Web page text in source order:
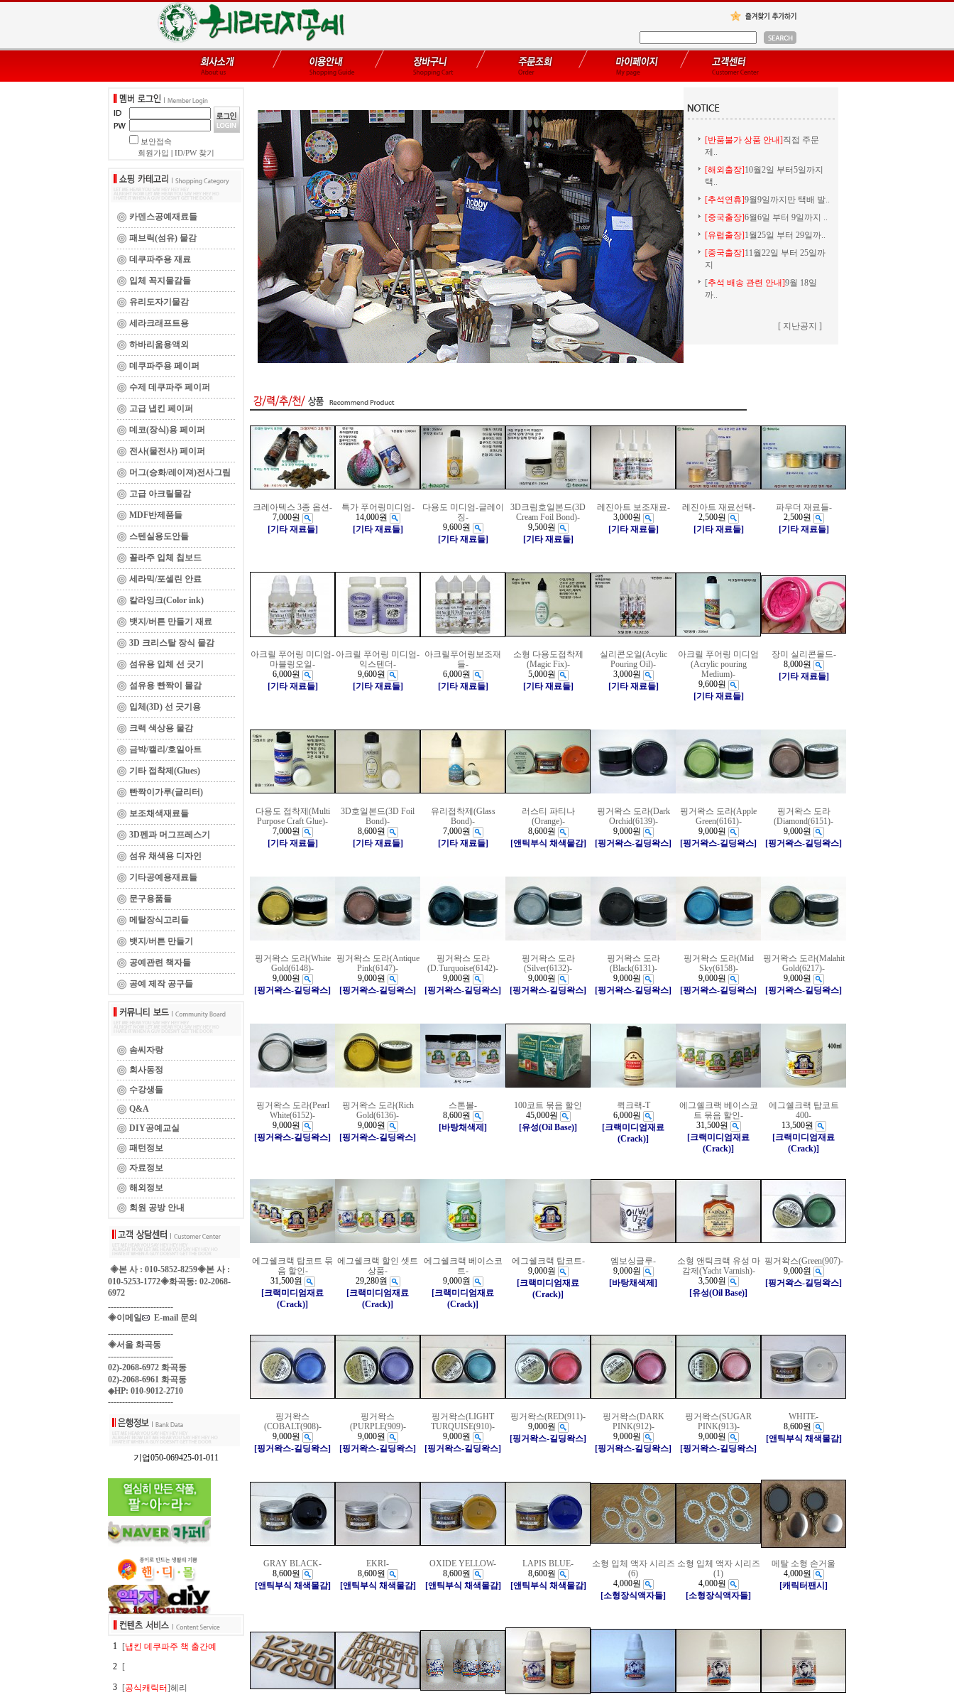
보안접속
회원가입
ID/PW 찾기
카덴스공예재료들
패브릭(섬유) 물감
데쿠파주용 재료
입체 꼭지물감들
유리도자기물감
세라크래프트용
하바리움용액외
데쿠파주용 페이퍼
수제 데쿠파주 페이퍼
고급 냅킨 페이퍼
데코(장식)용 페이퍼
전사(물전사) 페이퍼
머그(승화/레이져)전사그림
고급 아크릴물감
MDF반제품들
스텐실용도안들
꼴라주 입체 칩보드
세라믹/포셀린 안료
칼라잉크(Color ink)
뱃지/버튼 만들기 재료
3D 크리스탈 장식 물감
섬유용 입체 선 긋기
섬유용 빤짝이 물감
입체(3D) 선 긋기용
크랙 색상용 물감
금박/캘리/호일아트
기타 접착제(Glues)
빤짝이가루(글리터)
보조채색재료들
3D펜과 머그프레스기
섬유 채색용 디자인
기타공예용재료들
문구용품들
메탈장식고리들
뱃지/버튼 만들기
공예관련 책자들
공예 제작 공구들
솜씨자랑
회사동정
수강생들
Q&A
DIY공예교실
패턴정보
자료정보
해외정보
회원 공방 안내
◈본 사 : 010-5852-8259◈본 사 :
010-5253-1772◈화곡동: 02-2068-
6972
-----------------------
◈이메일
E-mail 문의
-----------------------
◈서울 화곡동
-----------------------
02)-2068-6972 화곡동
02)-2068-6961 화곡동
◈HP: 010-9012-2710
-----------------------
기업050-069425-01-011
1 [냅킨 데쿠파주 책 출간예
2
[
3 [공식캐릭터]헤리
[반품불가 상품 안내]직접 주문
제..
[해외출장]10월2일 부터5일까지
택..
[추석연휴]9월9일까지만 택배 발..
[중국출장]6월6일 부터 9일까지 ..
[유럽출장]1월25일 부터 29일까..
[중국출장]11월22일 부터 25일까
지
[추석 배송 관련 안내]9월 18일
까..
[ 지난공지 ]
크레아텍스 3종 옵션-
7,000원
[기타 재료들]
특가 푸어링미디엄-
14,000원
[기타 재료들]
다용도 미디엄-글레이
징-
9,600원
[기타 재료들]
3D크림호일본드(3D
Cream Foil Bond)-
9,500원
[기타 재료들]
레진아트 보조재료-
3,000원
[기타 재료들]
레진아트 재료선택-
2,500원
[기타 재료들]
파우더 재료들-
2,500원
[기타 재료들]
아크릴 푸어링 미디엄-
마블링오일-
6,000원
[기타 재료들]
아크릴 푸어링 미디엄-
익스텐더-
9,600원
[기타 재료들]
아크릴푸어링보조재
들-
6,000원
[기타 재료들]
소형 다용도접착제
(Magic Fix)-
5,000원
[기타 재료들]
실리콘오일(Acylic
Pouring Oil)-
3,000원
[기타 재료들]
아크릴 푸어링 미디엄
(Acrylic pouring
Medium)-
9,600원
[기타 재료들]
장미 실리콘몰드-
8,000원
[기타 재료들]
다용도 접착제(Multi
Purpose Craft Glue)-
7,000원
[기타 재료들]
3D호일본드(3D Foil
Bond)-
8,600원
[기타 재료들]
유리접착제(Glass
Bond)-
7,000원
[기타 재료들]
러스티 파티나
(Orange)-
8,600원
[앤틱부식 채색물감]
핑거왁스 도라(Dark
Orchid(6139)-
9,000원
[핑거왁스-길딩왁스]
핑거왁스 도라(Apple
Green(6161)-
9,000원
[핑거왁스-길딩왁스]
핑거왁스 도라
(Diamond(6151)-
9,000원
[핑거왁스-길딩왁스]
핑거왁스 도라(White
Gold(6148)-
9,000원
[핑거왁스-길딩왁스]
핑거왁스 도라(Antique
Pink(6147)-
9,000원
[핑거왁스-길딩왁스]
핑거왁스 도라
(D.Turquoise(6142)-
9,000원
[핑거왁스-길딩왁스]
핑거왁스 도라
(Silver(6132)-
9,000원
[핑거왁스-길딩왁스]
핑거왁스 도라
(Black(6131)-
9,000원
[핑거왁스-길딩왁스]
핑거왁스 도라(Mid
Sky(6158)-
9,000원
[핑거왁스-길딩왁스]
핑거왁스 도라(Malahit
Gold(6217)-
9,000원
[핑거왁스-길딩왁스]
핑거왁스 도라(Pearl
White(6152)-
9,000원
[핑거왁스-길딩왁스]
핑거왁스 도라(Rich
Gold(6136)-
9,000원
[핑거왁스-길딩왁스]
스톤볼-
8,600원
[바탕채색제]
100코트 묶음 할인
45,000원
[유성(Oil Base)]
퀵크랙-T
6,000원
[크랙미디엄재료
(Crack)]
에그쉘크랙 베이스코
트 묶음 할인-
31,500원
[크랙미디엄재료
(Crack)]
에그쉘크랙 탑코트
400-
13,500원
[크랙미디엄재료
(Crack)]
에그쉘크랙 탑코트 묶
음 할인-
31,500원
[크랙미디엄재료
(Crack)]
에그쉘크랙 할인 셋트
상품-
29,280원
[크랙미디엄재료
(Crack)]
에그쉘크랙 베이스코
트-
9,000원
[크랙미디엄재료
(Crack)]
에그쉘크랙 탑코트-
9,000원
[크랙미디엄재료
(Crack)]
엠보싱글루-
9,000원
[바탕채색제]
소형 앤틱크랙 유성 마
감제(Yacht Varnish)-
3,500원
[유성(Oil Base)]
핑거왁스(Green(907)-
9,000원
[핑거왁스-길딩왁스]
핑거왁스
(COBALT(908)-
9,000원
[핑거왁스-길딩왁스]
핑거왁스
(PURPLE(909)-
9,000원
[핑거왁스-길딩왁스]
핑거왁스(LIGHT
TURQUISE(910)-
9,000원
[핑거왁스-길딩왁스]
핑거왁스(RED(911)-
9,000원
[핑거왁스-길딩왁스]
핑거왁스(DARK
PINK(912)-
9,000원
[핑거왁스-길딩왁스]
핑거왁스(SUGAR
PINK(913)-
9,000원
[핑거왁스-길딩왁스]
WHITE-
8,600원
[앤틱부식 채색물감]
GRAY BLACK-
8,600원
[앤틱부식 채색물감]
EKRI-
8,600원
[앤틱부식 채색물감]
OXIDE YELLOW-
8,600원
[앤틱부식 채색물감]
LAPIS BLUE-
8,600원
[앤틱부식 채색물감]
소형 입체 액자 시리즈
(6)
4,000원
[소형장식액자들]
소형 입체 액자 시리즈
(1)
4,000원
[소형장식액자들]
메탈 소형 손거울
4,000원
[캐릭터팬시]